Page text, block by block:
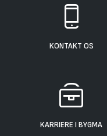
KONTAKT OS
KARRIERE I BYGMA